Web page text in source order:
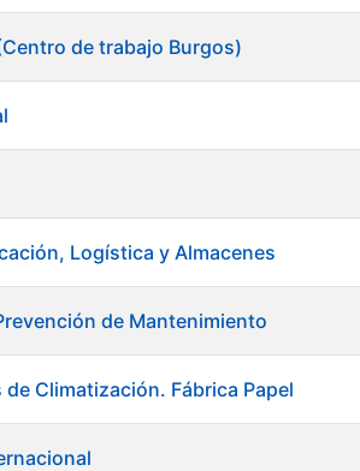
de trabajo Burgos)
Logística y Almacenes
de Mantenimiento
Climatización. Fábrica Papel